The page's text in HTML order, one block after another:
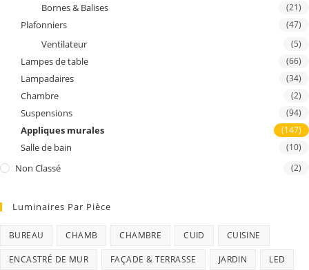
Bornes & Balises (21)
Plafonniers (47)
Ventilateur (5)
Lampes de table (66)
Lampadaires (34)
Chambre (2)
Suspensions (94)
Appliques murales (147)
Salle de bain (10)
Non Classé (2)
Luminaires Par Pièce
BUREAU CHAMB CHAMBRE CUID CUISINE
ENCASTRÉ DE MUR FAÇADE & TERRASSE JARDIN LED